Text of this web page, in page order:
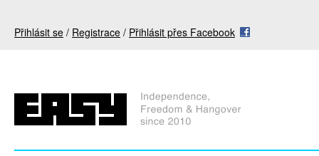
Přihlásit se / Registrace / Přihlásit přes Facebook